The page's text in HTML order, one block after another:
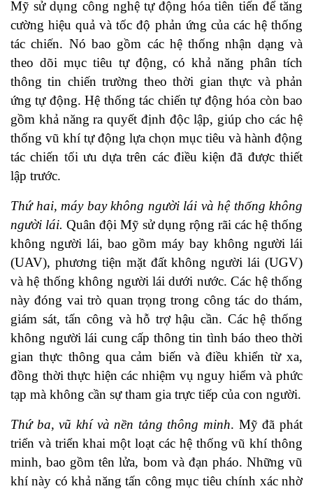
Mỹ sử dụng công nghệ tự động hóa tiên tiến để tăng
cường hiệu quả và tốc độ phản ứng của các hệ thống
tác chiến. Nó bao gồm các hệ thống nhận dạng và
theo dõi mục tiêu tự động, có khả năng phân tích
thông tin chiến trường theo thời gian thực và phản
ứng tự động. Hệ thống tác chiến tự động hóa còn bao
gồm khả năng ra quyết định độc lập, giúp cho các hệ
thống vũ khí tự động lựa chọn mục tiêu và hành động
tác chiến tối ưu dựa trên các điều kiện đã được thiết
lập trước.
Thứ hai, máy bay không người lái và hệ thống không
người lái. Quân đội Mỹ sử dụng rộng rãi các hệ thống
không người lái, bao gồm máy bay không người lái
(UAV), phương tiện mặt đất không người lái (UGV)
và hệ thống không người lái dưới nước. Các hệ thống
này đóng vai trò quan trọng trong công tác do thám,
giám sát, tấn công và hỗ trợ hậu cần. Các hệ thống
không người lái cung cấp thông tin tình báo theo thời
gian thực thông qua cảm biến và điều khiển từ xa,
đồng thời thực hiện các nhiệm vụ nguy hiểm và phức
tạp mà không cần sự tham gia trực tiếp của con người.
Thứ ba, vũ khí và nền tảng thông minh. Mỹ đã phát
triển và triển khai một loạt các hệ thống vũ khí thông
minh, bao gồm tên lửa, bom và đạn pháo. Những vũ
khí này có khả năng tấn công mục tiêu chính xác nhờ